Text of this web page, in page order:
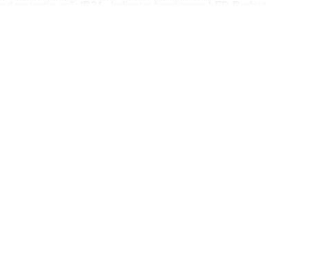
apă caldă zilnic: - 1 persoană: duș 30-40L, baie 100-
10-15L pentru 1-2 pers Instalare și dimensiuni: -